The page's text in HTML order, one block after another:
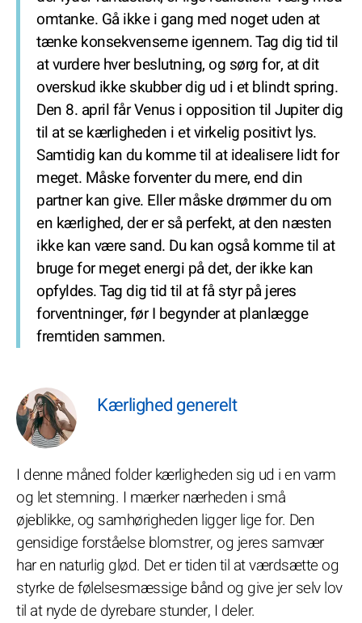
omtanke. Gå ikke i gang med noget uden at
tænke konsekvenserne igennem. Tag dig tid til
at vurdere hver beslutning, og sørg for, at dit
overskud ikke skubber dig ud i et blindt spring.
Den 8. april får Venus i opposition til Jupiter dig
til at se kærligheden i et virkelig positivt lys.
Samtidig kan du komme til at idealisere lidt for
meget. Måske forventer du mere, end din
partner kan give. Eller måske drømmer du om
en kærlighed, der er så perfekt, at den næsten
ikke kan være sand. Du kan også komme til at
bruge for meget energi på det, der ikke kan
opfyldes. Tag dig tid til at få styr på jeres
forventninger, før I begynder at planlægge
fremtiden sammen.
Kærlighed generelt
I denne måned folder kærligheden sig ud i en varm
og let stemning. I mærker nærheden i små
øjeblikke, og samhørigheden ligger lige for. Den
gensidige forståelse blomstrer, og jeres samvær
har en naturlig glød. Det er tiden til at værdsætte og
styrke de følelsesmæssige bånd og give jer selv lov
til at nyde de dyrebare stunder, I deler.